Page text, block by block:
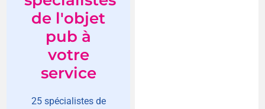
de l'objet
pub à
votre
service
25 spécialistes de